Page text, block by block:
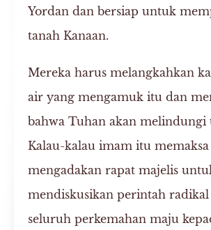
Yordan dan bersiap untuk
tanah Kanaan.
Mereka harus melangkahkan
air yang mengamuk itu dan
bahwa Tuhan akan melindungi
Kalau-kalau imam itu
mengadakan rapat majelis
mendiskusikan perintah
seluruh perkemahan maju